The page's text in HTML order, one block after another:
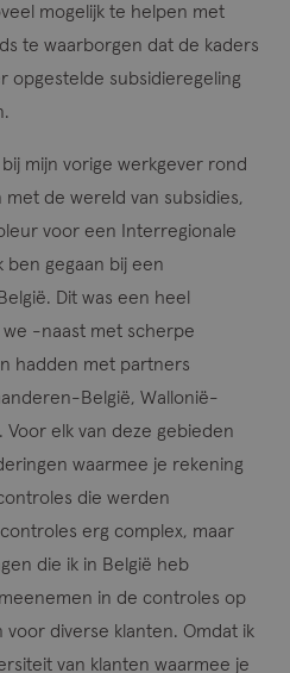
mogelijk te helpen met
te waarborgen dat de kaders
opgestelde subsidieregeling
mijn vorige werkgever rond
met de wereld van subsidies,
voor een Interregionale
ben gegaan bij een
Dit was een heel
-naast met scherpe
hadden met partners
België, Wallonië-
elk van deze gebieden
waarmee je rekening
die werden
erg complex, maar
die ik in België heb
in de controles op
diverse klanten. Omdat ik
van klanten waarmee je